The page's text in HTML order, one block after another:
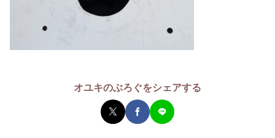
オユキのぶろぐをシェアする